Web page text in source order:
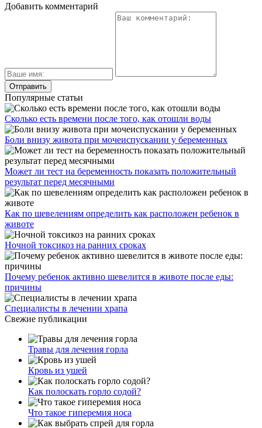
Добавить комментарий
Популярные статьи
Сколько есть времени после того, как отошли воды
Боли внизу живота при мочеиспускании у беременных
Может ли тест на беременность показать положительный
результат перед месячными
Как по шевелениям определить как расположен ребенок в
животе
Ночной токсикоз на ранних сроках
Почему ребенок активно шевелится в животе после еды:
причины
Специалисты в лечении храпа
Свежие публикации
Травы для лечения горла
Кровь из ушей
Как полоскать горло содой?
Что такое гиперемия носа